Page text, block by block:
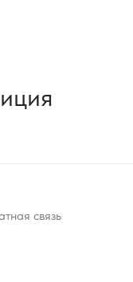
связь